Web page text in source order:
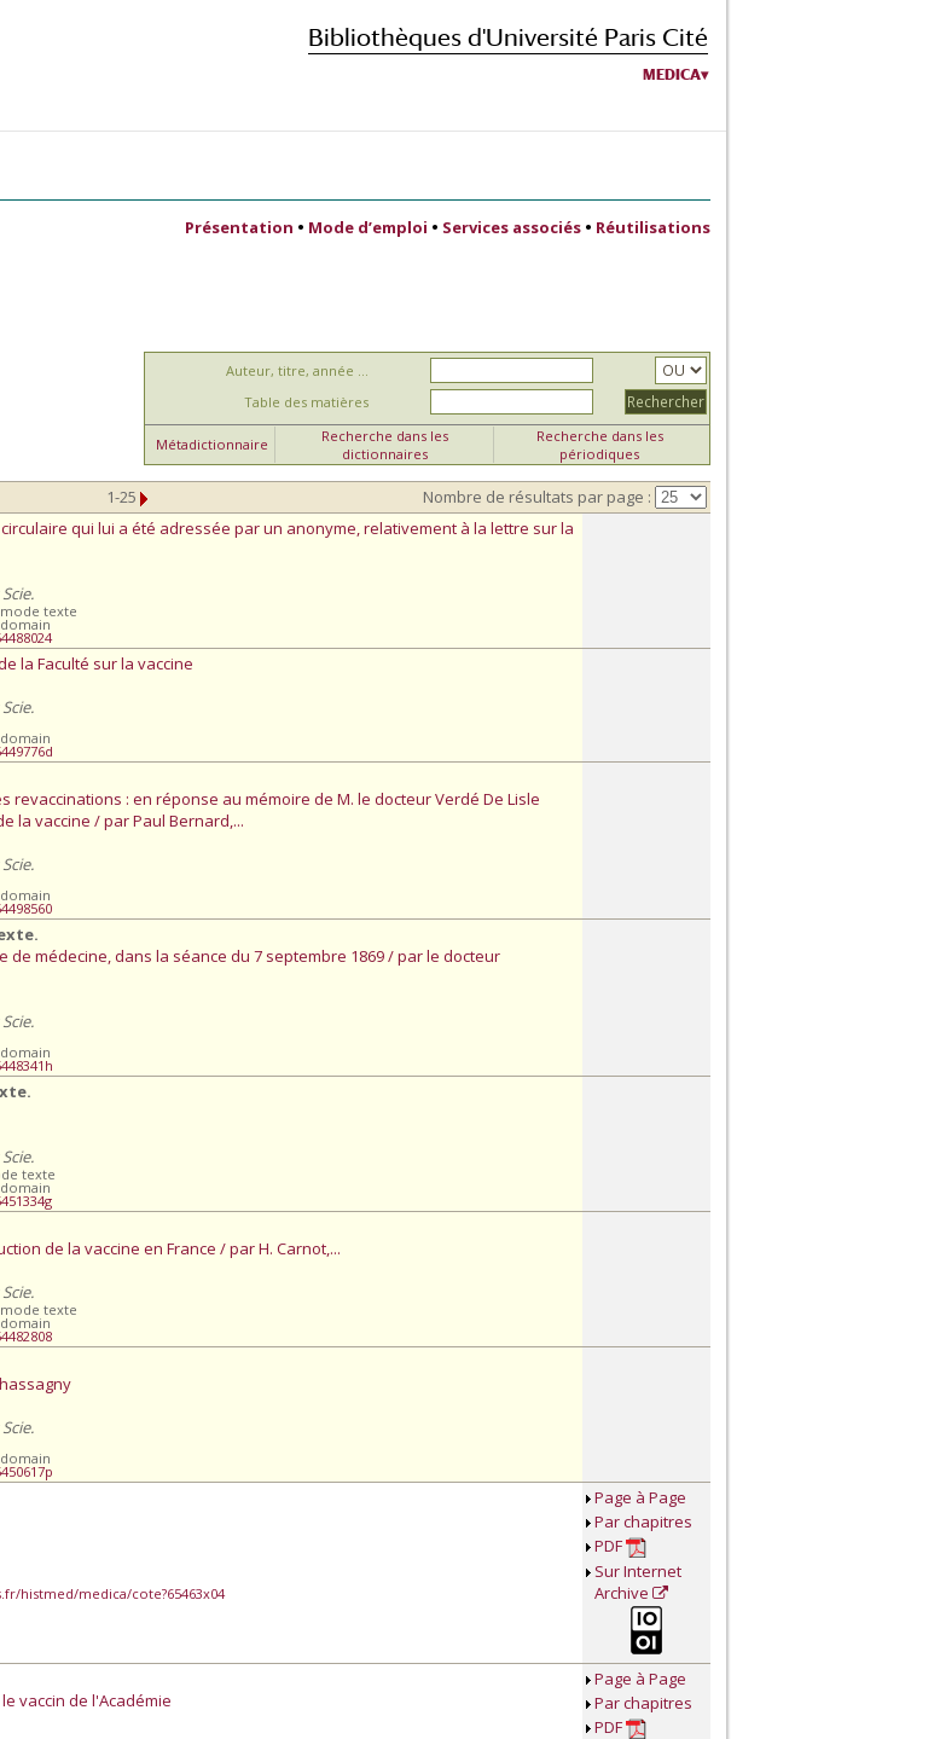
Bibliothèques d'Université Paris Cité
MEDICA
Présentation • Mode d’emploi • Services associés • Réutilisations
Auteur, titre, année ...
Table des matières
Métadictionnaire
Recherche dans les
dictionnaires
Recherche dans les
périodiques
1-25
Nombre de résultats par page :
qui lui a été adressée par un anonyme, relativement à la lettre sur la
texte
la Faculté sur la vaccine
: en réponse au mémoire de M. le docteur Verdé De Lisle
la vaccine / par Paul Bernard,...
de médecine, dans la séance du 7 septembre 1869 / par le docteur
texte
de la vaccine en France / par H. Carnot,...
texte
histmed/medica/cote?65463x04
Page à Page
Par chapitres
PDF
Sur Internet
Archive
vaccin de l'Académie
Page à Page
Par chapitres
PDF